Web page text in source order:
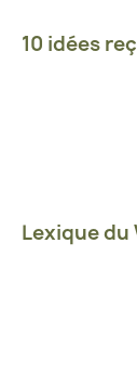
10 idées
Lexique du